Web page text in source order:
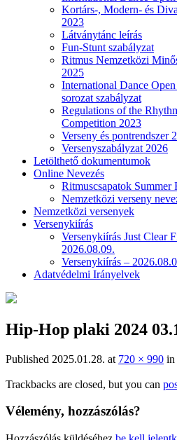
Kortárs-, Modern- és
2023
Látványtánc leírás
Fun-Stunt szabályzat
Ritmus Nemzetközi
2025
International Dance
sorozat szabályzat
Regulations of the
Competition 2023
Verseny és pontrendszer
Versenyszabályzat 2026
Letölthető dokumentumok
Online Nevezés
Ritmuscsapatok Summer
Nemzetközi verseny
Nemzetközi versenyek
Versenykiírás
Versenykiírás Just Clear
2026.08.09.
Versenykiírás –
Adatvédelmi Irányelvek
Hip-Hop plaki 2024
Published 2025.01.28. at 720 × 990 in
Trackbacks are closed, but you can
Vélemény, hozzászólás?